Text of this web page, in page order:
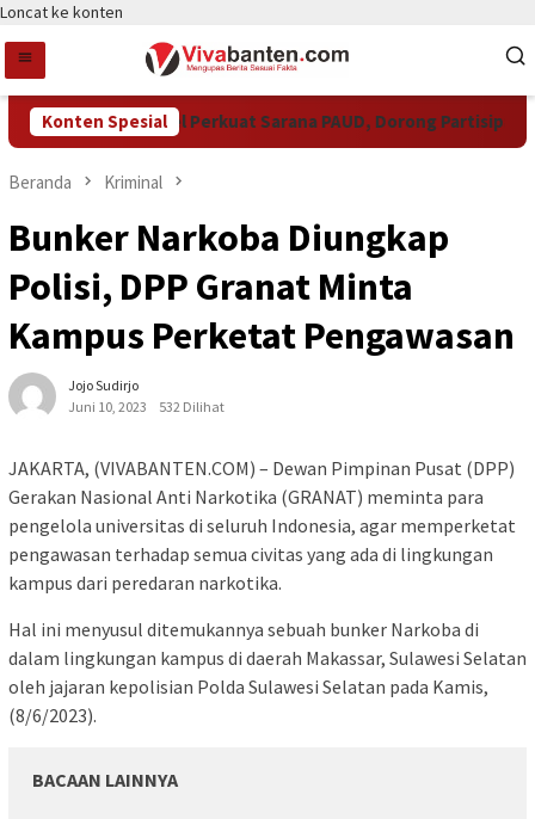
Loncat ke konten
Konten Spesial
Pemkot Tangsel Perkuat Sarana PAUD, Dorong Partisipasi
Beranda Kriminal
Bunker Narkoba Diungkap
Polisi, DPP Granat Minta
Kampus Perketat Pengawasan
Jojo Sudirjo
Juni 10, 2023
532 Dilihat
JAKARTA, (VIVABANTEN.COM) – Dewan Pimpinan Pusat (DPP)
Gerakan Nasional Anti Narkotika (GRANAT) meminta para
pengelola universitas di seluruh Indonesia, agar memperketat
pengawasan terhadap semua civitas yang ada di lingkungan
kampus dari peredaran narkotika.
Hal ini menyusul ditemukannya sebuah bunker Narkoba di
dalam lingkungan kampus di daerah Makassar, Sulawesi Selatan
oleh jajaran kepolisian Polda Sulawesi Selatan pada Kamis,
(8/6/2023).
BACAAN LAINNYA